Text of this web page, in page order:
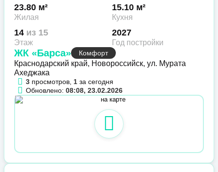
23.80 м²
Жилая
15.10 м²
Кухня
14 из 15
Этаж
2027
Год постройки
ЖК «Барса» Комфорт
Краснодарский край, Новороссийск, ул. Мурата
Ахеджака
3 просмотров, 1 за сегодня
Обновлено: 08:08, 23.02.2026